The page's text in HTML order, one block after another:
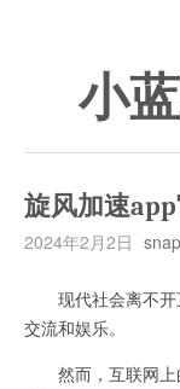
小
旋风加速
2024年2月2日
现代社会离不开
交流和娱乐。
然而，互联网上